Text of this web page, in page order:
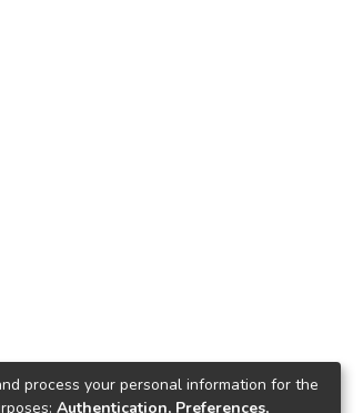
process your personal information for the
Authentication, Preferences,